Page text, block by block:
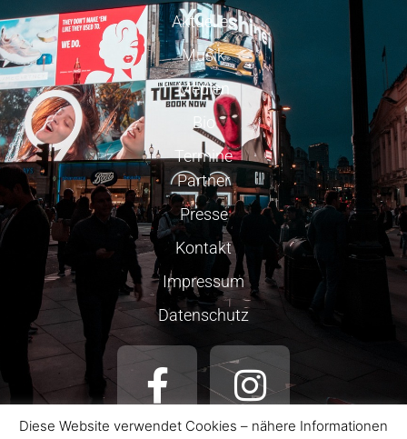
Aktuelles
Musik
Medien
Bio
Termine
Partner
Presse
Kontakt
Impressum
Datenschutz
Diese Website verwendet Cookies – nähere Informationen